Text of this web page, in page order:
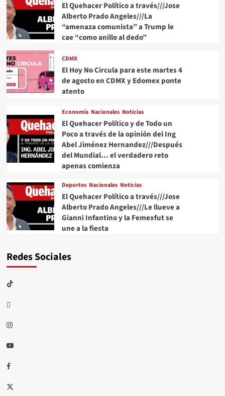
El Quehacer Político a través///Jose
Alberto Prado Angeles///La
“amenaza comunista” a Trump le
cae “como anillo al dedo”
CDMX
El Hoy No Circula para este martes 4
de agosto en CDMX y Edomex ponte
atento
Economía Nacionales Noticias
El Quehacer Político y de Todo un
Poco a través de la opinión del Ing
Abel Jiménez Hernandez///Después
del Mundial… el verdadero reto
apenas comienza
Deportes Nacionales Noticias
El Quehacer Político a través///Jose
Alberto Prado Angeles///Le llueve a
Gianni Infantino y la Femexfut se
une a la fiesta
Redes Sociales
TikTok
threads
Instagram
Youtube
Facebook
X